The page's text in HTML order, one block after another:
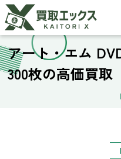
アート・エム
300枚の高価買取